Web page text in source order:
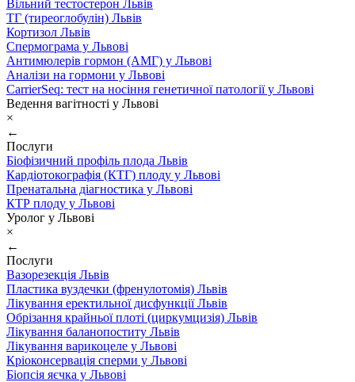
Вільний тестостерон Львів
ТГ (тиреоглобулін) Львів
Кортизол Львів
Спермограма у Львові
Антимюлерів гормон (АМГ) у Львові
Аналізи на гормони у Львові
CarrierSeq: тест на носіння генетичної патології у Львові
Ведення вагітності у Львові
×
←
Послуги
Біофізичний профіль плода Львів
Кардіотокографія (КТГ) плоду у Львові
Пренатальна діагностика у Львові
КТР плоду у Львові
Уролог у Львові
×
←
Послуги
Вазорезекція Львів
Пластика вуздечки (френулотомія) Львів
Лікування еректильної дисфункції Львів
Обрізання крайньої плоті (циркумцизія) Львів
Лікування баланопоститу Львів
Лікування варикоцеле у Львові
Кріоконсервація сперми у Львові
Біопсія яєчка у Львові